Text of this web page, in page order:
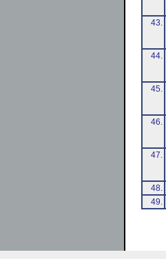
43.
44.
45.
46.
47.
48.
49.